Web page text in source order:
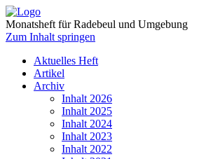
Monatsheft für Radebeul und Umgebung
Zum Inhalt springen
Aktuelles Heft
Artikel
Archiv
Inhalt 2026
Inhalt 2025
Inhalt 2024
Inhalt 2023
Inhalt 2022